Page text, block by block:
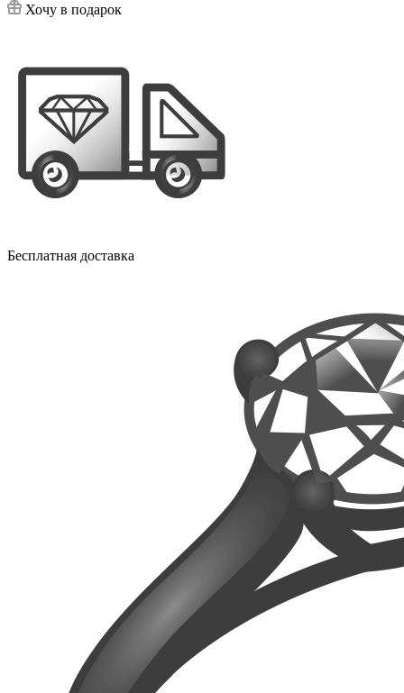
Хочу в подарок
Бесплатная доставка